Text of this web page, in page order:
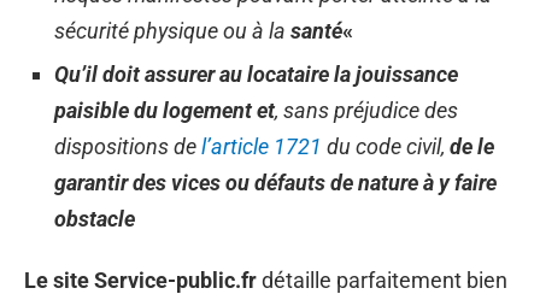
sécurité physique ou à la santé«
Qu’il doit assurer au locataire la jouissance
paisible du logement et, sans préjudice des
dispositions del’article 1721 du code civil, de le
garantir des vices ou défauts de nature à y faire
obstacle
Le site Service-public.frdétaille parfaitement bien